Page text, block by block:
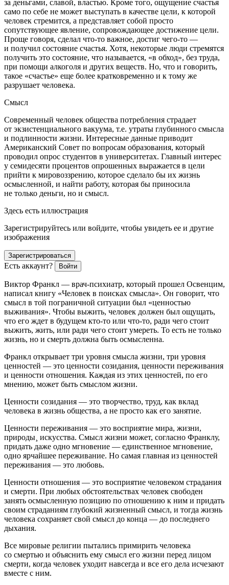
за деньгами, славой, властью. Кроме того, ощущение счастья
само по себе не может выступать в качестве цели, к которой
человек стремится, а представляет собой просто
сопутствующее явление, сопровождающее достижение цели.
Проще говоря, сделал что-то важное, достиг чего-то —
и получил состояние счастья. Хотя, некоторые люди стремятся
получить это состояние, что называется, «в обход», без труда,
при помощи алкоголя и других веществ. Но, что и говорить,
такое «счастье» еще более кратковременно и к тому же
разрушает человека.
Смысл
Современный человек общества потребления страдает
от экзистенциального вакуума, т.е. утраты глубинного смысла
и подлинности жизни. Интересные данные приводит
Американский Совет по вопросам образования, который
проводил опрос студентов в университетах. Главный интерес
у семидесяти процентов опрошенных выражается в цели
прийти к мировоззрению, которое сделало бы их жизнь
осмысленной, и найти работу, которая бы приносила
не только деньги, но и смысл.
Здесь есть иллюстрация
Зарегистрируйтесь или войдите, чтобы увидеть ее и другие
изображения
Зарегистрироваться
Есть аккаунт? Войти
Виктор Франкл — врач-психиатр, который прошел Освенцим,
написал книгу «Человек в поисках смысла». Он говорит, что
смысл в той пограничной ситуации был «ценностью
выживания». Чтобы выжить, человек должен был ощущать,
что его ждет в будущем кто-то или что-то, ради чего стоит
выжить, жить, или ради чего стоит умереть. То есть не только
жизнь, но и смерть должна быть осмысленна.
Франкл открывает три уровня смысла жизни, три уровня
ценностей — это ценности созидания, ценности переживания
и ценности отношения. Каждая из этих ценностей, по его
мнению, может быть смыслом жизни.
Ценности созидания — это творчество, труд, как вклад
человека в жизнь общества, а не просто как его занятие.
Ценности переживания — это восприятие мира, жизни,
природы¸ искусства. Смысл жизни может, согласно Франклу,
придать даже одно мгновение — единственное мгновение,
одно ярчайшее переживание. Но самая главная из ценностей
переживания — это любовь.
Ценности отношения — это восприятие человеком страдания
и смерти. При любых обстоятельствах человек свободен
занять осмысленную позицию по отношению к ним и придать
своим страданиям глубокий жизненный смысл, и тогда жизнь
человека сохраняет свой смысл до конца — до последнего
дыхания.
Все мировые религии пытались примирить человека
со смертью и объяснить ему смысл его жизни перед лицом
смерти, когда человек уходит навсегда и все его дела исчезают
вместе с ним.